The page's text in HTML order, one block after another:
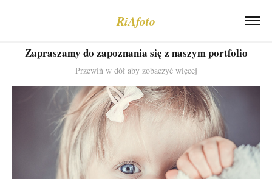
RiAfoto
Zapraszamy do zapoznania się z naszym portfolio
Przewiń w dół aby zobaczyć więcej